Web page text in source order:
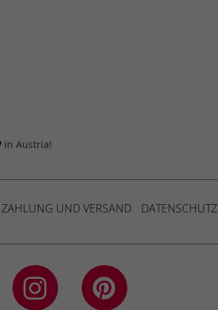
in Austria!
ZAHLUNG UND VERSAND DATENSCHUTZ